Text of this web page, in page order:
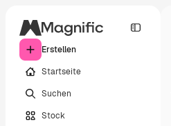
Erstellen
Startseite
Suchen
Stock